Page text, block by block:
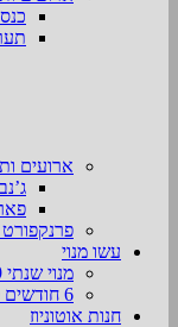
כנסים
ארועים
ג’נבה
פרנקפורט 2015
עשו מנוי
מנוי שנתי 1,099 ש”ח + מע”מ
6 חודשים 899 ש’ + מע”מ
חנות אוטוניוז